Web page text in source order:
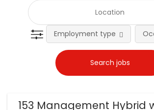
Employment type
153 Management Hybrid